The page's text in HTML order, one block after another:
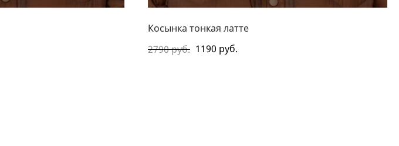
Косынка тонкая латте
2790 руб. 1190 руб.